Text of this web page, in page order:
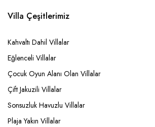
Villa Çeşitlerimiz
Kahvaltı Dahil Villalar
Eğlenceli Villalar
Çocuk Oyun Alanı Olan Villalar
Çift Jakuzili Villalar
Sonsuzluk Havuzlu Villalar
Plaja Yakın Villalar